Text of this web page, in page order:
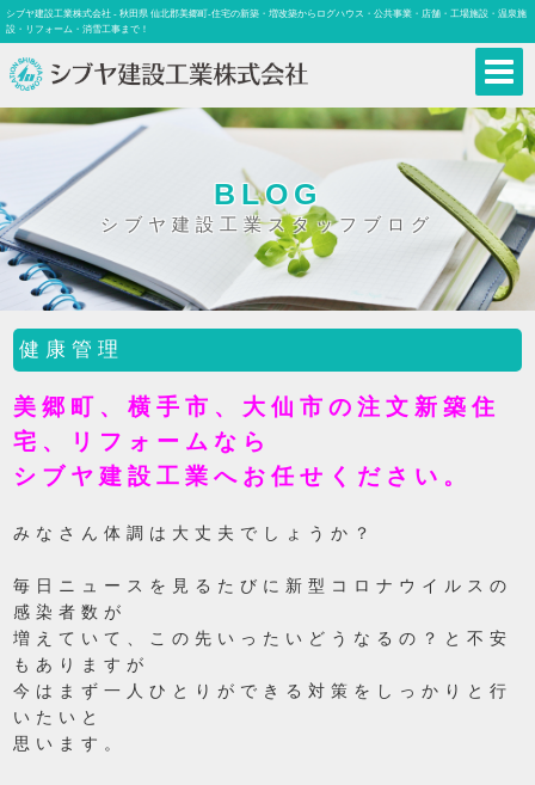
シブヤ建設工業株式会社 - 秋田県 仙北郡美郷町-住宅の新築・増改築からログハウス・公共事業・店舗・工場施設・温泉施
設・リフォーム・消雪工事まで！
BLOG
シブヤ建設工業スタッフブログ
健康管理
美郷町、横手市、大仙市の注文新築住
宅、リフォームなら
シブヤ建設工業へお任せください。
みなさん体調は大丈夫でしょうか？
毎日ニュースを見るたびに新型コロナウイルスの
感染者数が
増えていて、この先いったいどうなるの？と不安
もありますが
今はまず一人ひとりができる対策をしっかりと行
いたいと
思います。